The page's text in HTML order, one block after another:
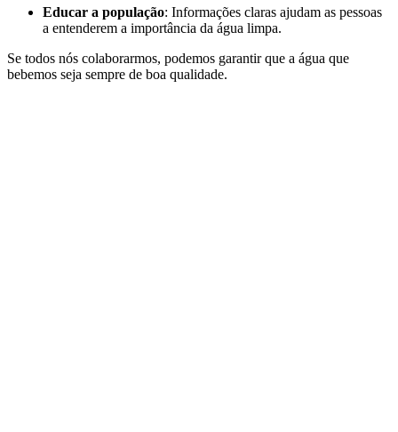
Educar a população: Informações claras ajudam as pessoas
a entenderem a importância da água limpa.
Se todos nós colaborarmos, podemos garantir que a água que
bebemos seja sempre de boa qualidade.